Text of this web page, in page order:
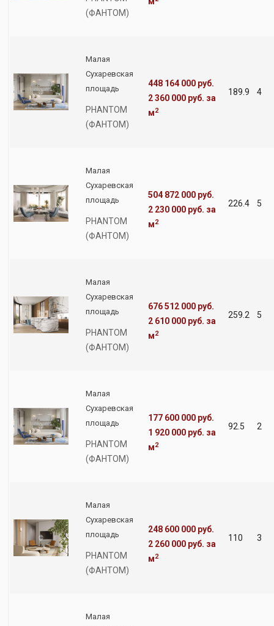
(ФАНТОМ)
Малая
Сухаревская
площадь
PHANTOM
(ФАНТОМ)
448 164 000 руб.
2 360 000 руб. за
м2
189.9 4
Малая
Сухаревская
площадь
PHANTOM
(ФАНТОМ)
504 872 000 руб.
2 230 000 руб. за
м2
226.4 5
Малая
Сухаревская
площадь
PHANTOM
(ФАНТОМ)
676 512 000 руб.
2 610 000 руб. за
м2
259.2 5
Малая
Сухаревская
площадь
PHANTOM
(ФАНТОМ)
177 600 000 руб.
1 920 000 руб. за
м2
92.5 2
Малая
Сухаревская
площадь
PHANTOM
(ФАНТОМ)
248 600 000 руб.
2 260 000 руб. за
м2
110 3
Малая